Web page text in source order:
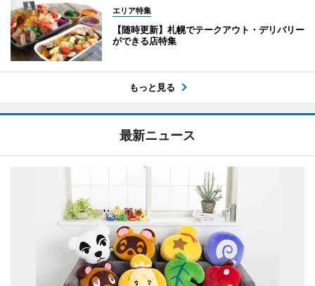
エリア特集
【随時更新】札幌でテークアウト・デリバリー
ができる店特集
もっと見る
最新ニュース